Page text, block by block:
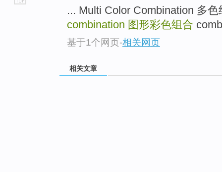
... Multi Color Combination 多
combination 图形彩色组合
基于1个网页-相关网页
相关文章